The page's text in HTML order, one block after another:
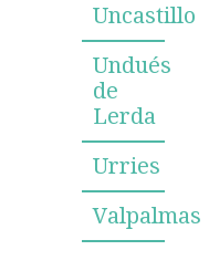
Uncastillo
Undués
de
Lerda
Urries
Valpalmas